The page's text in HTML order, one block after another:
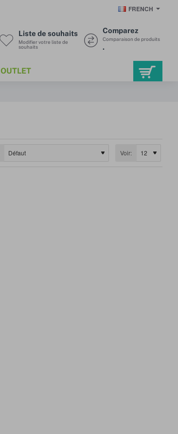
FRENCH
Liste de souhaits
Modifier votre liste de
souhaits
Comparez
Comparaison de produits
.
OUTLET
Voir: